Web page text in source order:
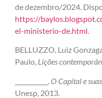
de dezembro/2024.
https://
el-ministerio-de.html.
BELLUZZO, Luiz
Paulo, Lições
O Capital e
Unesp, 2013.